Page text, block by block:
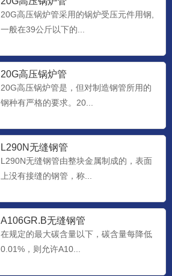
20G高压锅炉管采用的锅炉受压元件用钢,
一般在39公斤以下的...
20G高压锅炉管
20G高压锅炉管是，但对制造钢管所用的
钢种有严格的要求。20...
L290N无缝钢管
L290N无缝钢管由整块金属制成的，表面
上没有接缝的钢管，称...
A106GR.B无缝钢管
在规定的最大碳含量以下，碳含量每降低
0.01%，则允许A10...